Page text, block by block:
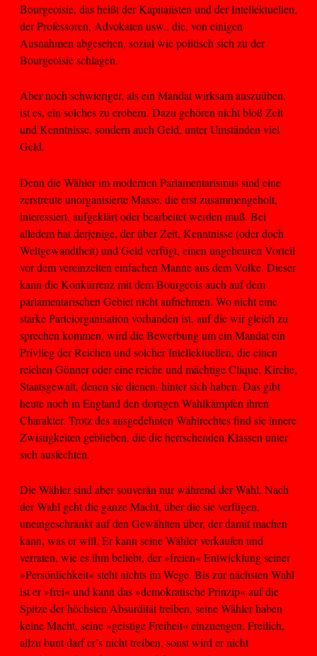
Bourgeoisie, das heißt der Kapitalisten und der Intellektuellen,
der Professoren, Advokaten usw., die, von einigen
Ausnahmen abgesehen, sozial wie politisch sich zu der
Bourgeoisie schlagen.
Aber noch schwieriger, als ein Mandat wirksam auszuüben,
ist es, ein solches zu erobern. Dazu gehören nicht bloß Zeit
und Kenntnisse, sondern auch Geld, unter Umständen viel
Geld.
Denn die Wähler im modernen Parlamentarismus sind eine
zerstreute unorganisierte Masse, die erst zusammengeholt,
interessiert, aufgeklärt oder bearbeitet werden muß. Bei
alledem hat derjenige, der über Zeit, Kenntnisse (oder doch
Weltgewandtheit) und Geld verfügt, einen ungeheuren Vorteil
vor dem vereinzelten einfachen Manne aus dem Volke. Dieser
kann die Konkurrenz mit dem Bourgeois auch auf dem
parlamentarischen Gebiet nicht aufnehmen. Wo nicht eine
starke Parteiorganisation vorhanden ist, auf die wir gleich zu
sprechen kommen, wird die Bewerbung um ein Mandat ein
Privileg der Reichen und solcher Intellektuellen, die einen
reichen Gönner oder eine reiche und mächtige Clique, Kirche,
Staatsgewalt, denen sie dienen, hinter sich haben. Das gibt
heute noch in England den dortigen Wahlkämpfen ihren
Charakter. Trotz des ausgedehnten Wahlrechtes find sie innere
Zwistigkeiten geblieben, die die herrschenden Klassen unter
sich ausfechten.
Die Wähler sind aber souverän nur während der Wahl. Nach
der Wahl geht die ganze Macht, über die sie verfügen,
uneingeschränkt auf den Gewählten über, der damit machen
kann, was er will. Er kann seine Wähler verkaufen und
verraten, wie es ihm beliebt, der »freien« Entwicklung seiner
»Persönlichkeit« steht nichts im Wege. Bis zur nächsten Wahl
ist er »frei« und kann das »demokratische Prinzip« auf die
Spitze der höchsten Absurdität treiben, seine Wähler haben
keine Macht, seine »geistige Freiheit« einzuengen. Freilich,
allzu bunt darf er’s nicht treiben, sonst wird er nicht